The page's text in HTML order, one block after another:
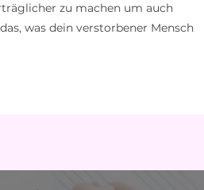
zu machen um auch
was dein verstorbener Mensch